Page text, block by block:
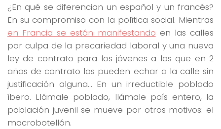
¿En qué se diferencian un español y un francés?
En su compromiso con la política social. Mientras
en Francia se están manifestando en las calles
por culpa de la precariedad laboral y una nueva
ley de contrato para los jóvenes a los que en 2
años de contrato los pueden echar a la calle sin
justificación alguna… En un irreductible poblado
íbero. Llámale poblado, llámale país entero, la
población juvenil se mueve por otros motivos: el
macrobotellón.